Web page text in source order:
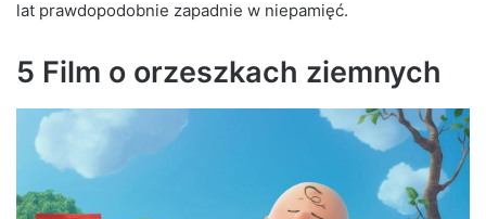
lat prawdopodobnie zapadnie w niepamięć.
5 Film o orzeszkach ziemnych